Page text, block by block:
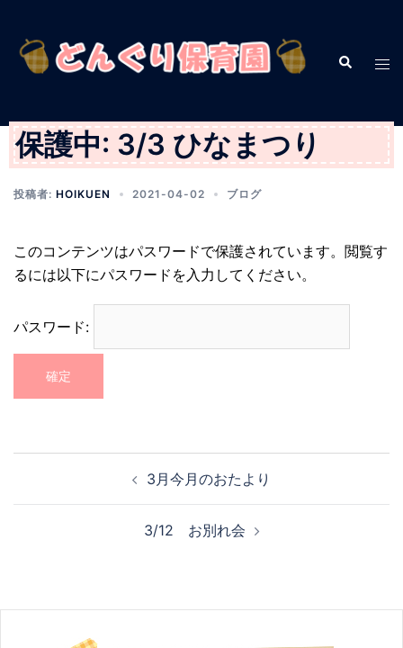
へ
検
索
ト
メ
ニ
保護中: 3/3 ひなまつり
投稿者: HOIKUEN 2021-04-02 ブログ
このコンテンツはパスワードで保護されています。閲覧す
るには以下にパスワードを入力してください。
パスワード:
ナ
シ
3月今月のおたより
3/12 お別れ会